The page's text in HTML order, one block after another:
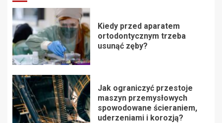
Kiedy przed aparatem
ortodontycznym trzeba
usunąć zęby?
Jak ograniczyć przestoje
maszyn przemysłowych
spowodowane ścieraniem,
uderzeniami i korozją?